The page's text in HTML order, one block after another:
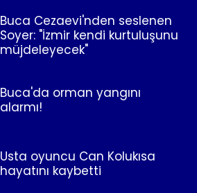
Buca Cezaevi'nden seslenen
Soyer: "İzmir kendi kurtuluşunu
müjdeleyecek"
Buca'da orman yangını
alarmı!
Usta oyuncu Can Kolukısa
hayatını kaybetti